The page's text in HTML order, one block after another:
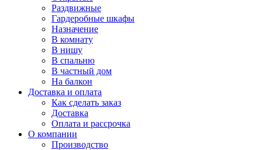
Раздвижные
Гардеробные шкафы
Назначение
В комнату
В нишу
В спальню
В частный дом
На балкон
Доставка и оплата
Как сделать заказ
Доставка
Оплата и рассрочка
О компании
Производство